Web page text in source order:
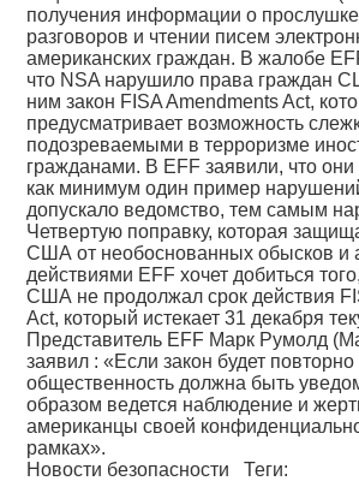
получения информации о
разговоров и чтении писем
американских граждан. В жалобе
что NSA нарушило права граждан
ним закон FISA Amendments Act,
предусматривает возможность
подозреваемыми в терроризме
гражданами. В EFF заявили, что они
как минимум один пример
допускало ведомство, тем самым
Четвертую поправку, которая
США от необоснованных обысков и
действиями EFF хочет добиться
США не продолжал срок действия
Act, который истекает 31 декабря
Представитель EFF Марк Румолд
заявил : «Если закон будет повторно
общественность должна быть
образом ведется наблюдение и
американцы своей
рамках».
Новости безопасности Теги: